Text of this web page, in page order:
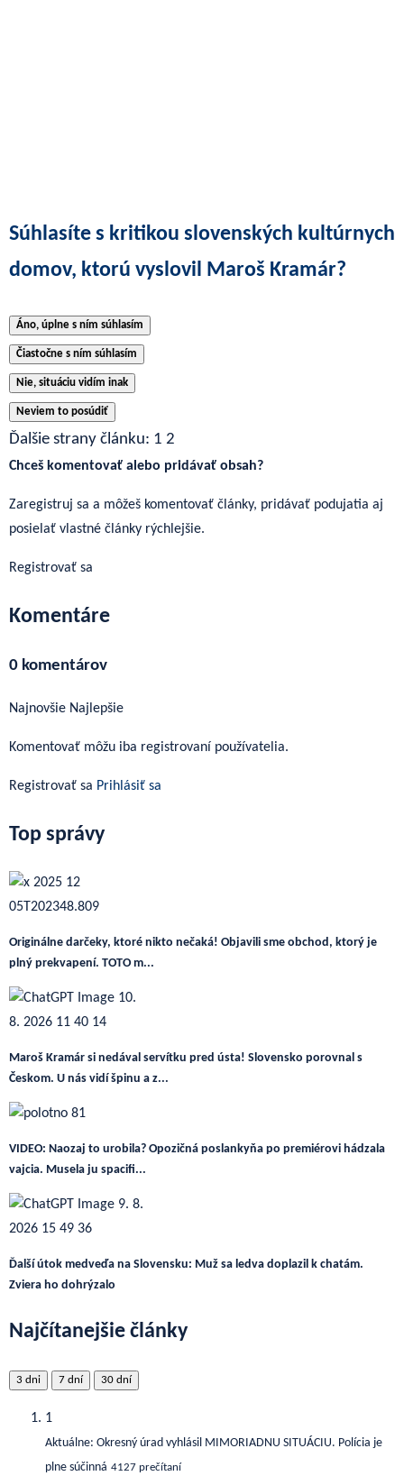
Súhlasíte s kritikou slovenských kultúrnych
domov, ktorú vyslovil Maroš Kramár?
Áno, úplne s ním súhlasím
Čiastočne s ním súhlasím
Nie, situáciu vidím inak
Neviem to posúdiť
Ďalšie strany článku: 1 2
Chceš komentovať alebo pridávať obsah?
Zaregistruj sa a môžeš komentovať články, pridávať podujatia aj
posielať vlastné články rýchlejšie.
Registrovať sa
Komentáre
0 komentárov
Najnovšie Najlepšie
Komentovať môžu iba registrovaní používatelia.
Registrovať sa Prihlásiť sa
Top správy
Originálne darčeky, ktoré nikto nečaká! Objavili sme obchod, ktorý je
plný prekvapení. TOTO m...
Maroš Kramár si nedával servítku pred ústa! Slovensko porovnal s
Českom. U nás vidí špinu a z...
VIDEO: Naozaj to urobila? Opozičná poslankyňa po premiérovi hádzala
vajcia. Musela ju spacifi...
Ďalší útok medveďa na Slovensku: Muž sa ledva doplazil k chatám.
Zviera ho dohrýzalo
Najčítanejšie články
3 dni 7 dní 30 dní
1
Aktuálne: Okresný úrad vyhlásil MIMORIADNU SITUÁCIU. Polícia je
plne súčinná 4127 prečítaní